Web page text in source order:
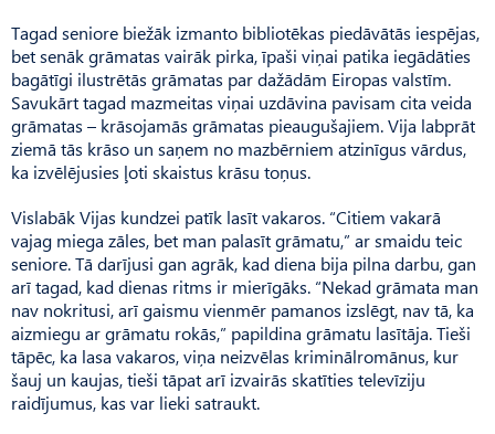
Tagad seniore biežāk izmanto bibliotēkas piedāvātās iespējas,
bet senāk grāmatas vairāk pirka, īpaši viņai patika iegādāties
bagātīgi ilustrētās grāmatas par dažādām Eiropas valstīm.
Savukārt tagad mazmeitas viņai uzdāvina pavisam cita veida
grāmatas – krāsojamās grāmatas pieaugušajiem. Vija labprāt
ziemā tās krāso un saņem no mazbērniem atzinīgus vārdus,
ka izvēlējusies ļoti skaistus krāsu toņus.
Vislabāk Vijas kundzei patīk lasīt vakaros. “Citiem vakarā
vajag miega zāles, bet man palasīt grāmatu,” ar smaidu teic
seniore. Tā darījusi gan agrāk, kad diena bija pilna darbu, gan
arī tagad, kad dienas ritms ir mierīgāks. “Nekad grāmata man
nav nokritusi, arī gaismu vienmēr pamanos izslēgt, nav tā, ka
aizmiegu ar grāmatu rokās,” papildina grāmatu lasītāja. Tieši
tāpēc, ka lasa vakaros, viņa neizvēlas kriminālromānus, kur
šauj un kaujas, tieši tāpat arī izvairās skatīties televīziju
raidījumus, kas var lieki satraukt.